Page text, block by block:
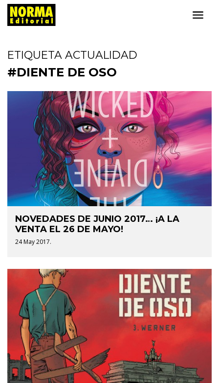
ETIQUETA ACTUALIDAD
#DIENTE DE OSO
NOVEDADES DE JUNIO 2017… ¡A LA
VENTA EL 26 DE MAYO!
24 May 2017.